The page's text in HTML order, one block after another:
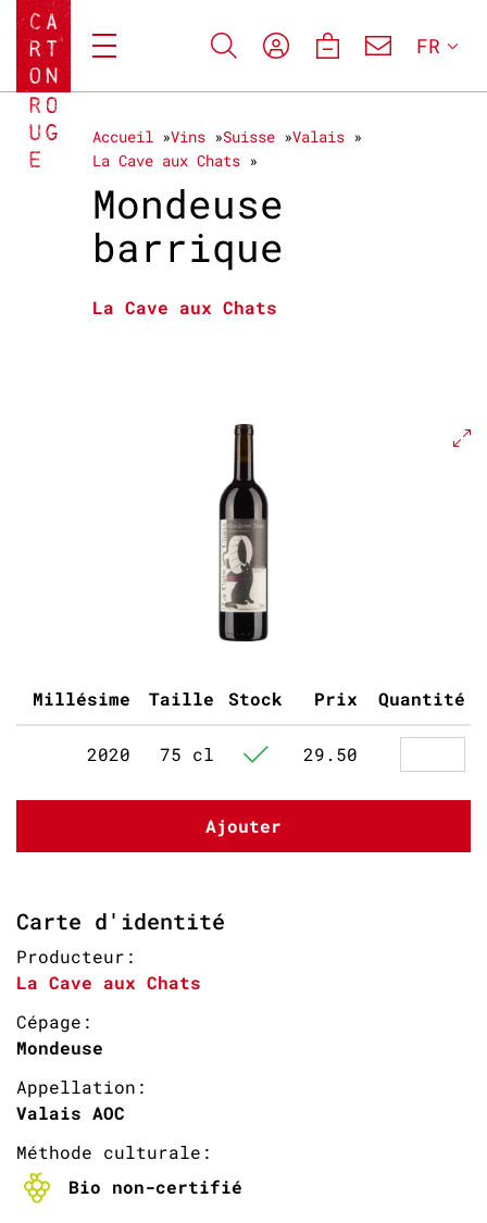
FR
Accueil Vins Suisse
Valais
La Cave aux Chats
Mondeuse
barrique
La Cave aux Chats
Millésime Taille Stock Prix Quantité
2020 75 cl 29.50
Ajouter
Carte d'identité
Producteur:
La Cave aux Chats
Cépage:
Mondeuse
Appellation:
Valais AOC
Méthode culturale:
Bio non-certifié